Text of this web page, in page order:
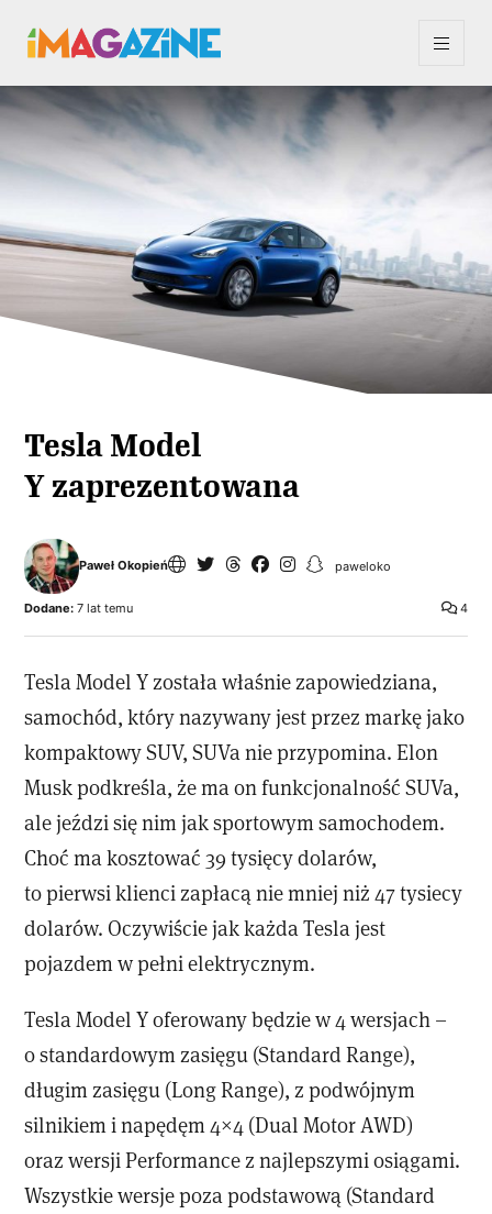
Tesla Model
Y zaprezentowana
Paweł Okopień paweloko
4
Dodane: 7 lat temu
Tesla Model Y została właśnie zapowiedziana,
samochód, który nazywany jest przez markę jako
kompaktowy SUV, SUVa nie przypomina. Elon
Musk podkreśla, że ma on funkcjonalność SUVa,
ale jeździ się nim jak sportowym samochodem.
Choć ma kosztować 39 tysięcy dolarów,
to pierwsi klienci zapłacą nie mniej niż 47 tysiecy
dolarów. Oczywiście jak każda Tesla jest
pojazdem w pełni elektrycznym.
Tesla Model Y oferowany będzie w 4 wersjach –
o standardowym zasięgu (Standard Range),
długim zasięgu (Long Range), z podwójnym
silnikiem i napędęm 4×4 (Dual Motor AWD)
oraz wersji Performance z najlepszymi osiągami.
Wszystkie wersje poza podstawową (Standard